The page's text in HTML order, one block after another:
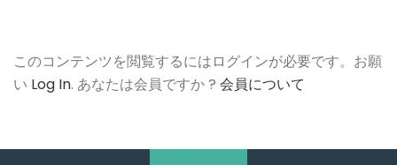
このコンテンツを閲覧するにはログインが必要です。お願
い Log In. あなたは会員ですか ? 会員について